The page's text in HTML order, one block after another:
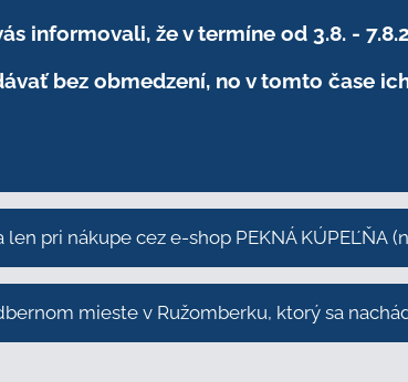
informovali, že v termíne od 3.8. -
bez obmedzení, no v tomto čase
pri nákupe cez e-shop PEKNÁ KÚPEĽŇA
mieste v Ružomberku, ktorý sa